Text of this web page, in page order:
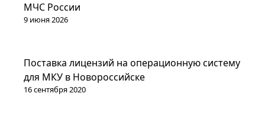
9 июня 2026
МЧС России
Проекты
16 сентября 2020
Поставка лицензий на операционную систему
для МКУ в Новороссийске